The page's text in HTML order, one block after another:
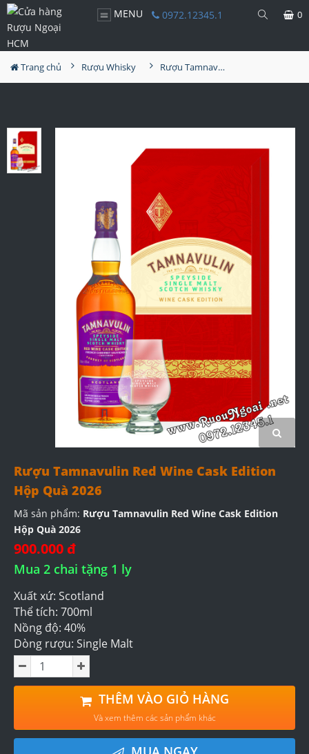
MENU 0972.12345.1 0
Trang chủ Rượu Whisky Rượu Tamnavulin Red Wine Cask Edition Hộp Quà 2026
Rượu Tamnavulin Red Wine Cask Edition
Hộp Quà 2026
Mã sản phẩm: Rượu Tamnavulin Red Wine Cask Edition
Hộp Quà 2026
900.000 đ
Mua 2 chai tặng 1 ly
Xuất xứ: Scotland
Thể tích: 700ml
Nồng độ: 40%
Dòng rượu: Single Malt
THÊM VÀO GIỎ HÀNG
Và xem thêm các sản phẩm khác